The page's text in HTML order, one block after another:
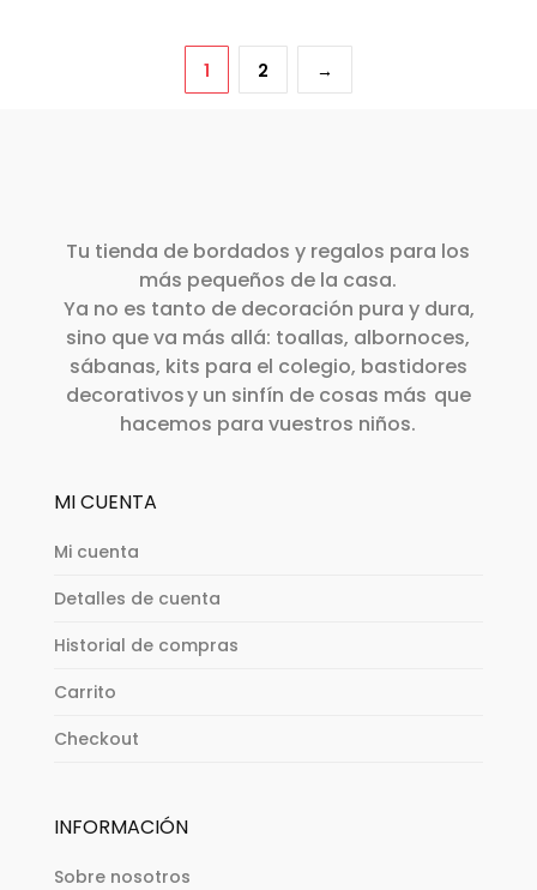
la
página
pueden
en
la
página
de
producto
múltiples
variantes.
elegir
en
la
página
de
producto
1 2 →
Tu tienda de bordados y regalos para los
más pequeños de la casa.
Ya no es tanto de decoración pura y dura,
sino que va más allá: toallas, albornoces,
sábanas, kits para el colegio, bastidores
decorativos y un sinfín de cosas más que
hacemos para vuestros niños.
MI CUENTA
Mi cuenta
Detalles de cuenta
Historial de compras
Carrito
Checkout
INFORMACIÓN
Sobre nosotros